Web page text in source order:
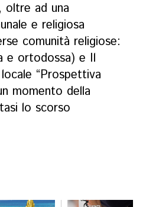
oltre ad una
e religiosa
comunità religiose:
e ortodossa) e Il
“Prospettiva
momento della
lo scorso